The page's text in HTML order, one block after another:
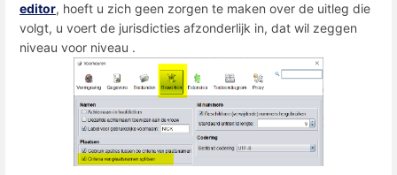
editor, hoeft u zich geen zorgen te maken over de uitleg die
volgt, u voert de jurisdicties afzonderlijk in, dat wil zeggen
niveau voor niveau .